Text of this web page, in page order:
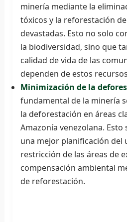
minería mediante la
tóxicos y la reforestación
devastadas. Esto no solo
la biodiversidad, sino que
calidad de vida de las
dependen de estos
Minimización de la
fundamental de la minería
la deforestación en áreas
Amazonía venezolana.
una mejor planificación del
restricción de las áreas de
compensación ambiental
de reforestación.